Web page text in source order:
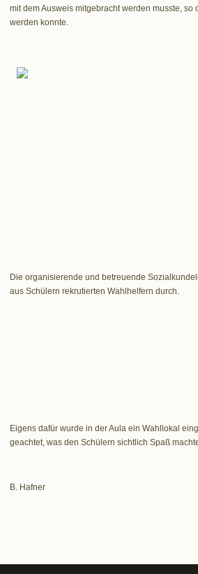
mit dem Ausweis mitgebracht werden musste,
werden konnte.
Die organisierende und betreuende
aus Schülern rekrutierten Wahlhelfern durch.
Eigens dafür wurde in der Aula ein Wahllokal
geachtet, was den Schülern sichtlich Spaß
B. Hafner